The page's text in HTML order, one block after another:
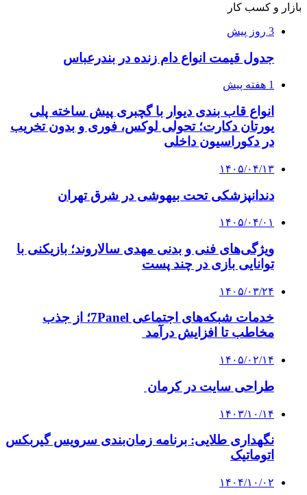
بازار و کسب کار
3 روز پیش
جدول قیمت انواع دام زنده در بندرعباس
1 هفته پیش
انواع قاب بندی دیوار با گچبری پیش ساخته پلی
یورتان دکارت؛ تحولی لوکس، فوری و بدون تخریب
در دکوراسیون داخلی
۱۴۰۵/۰۴/۱۳
دندانپزشکی تحت بیهوشی در شرق تهران
۱۴۰۵/۰۴/۰۱
ویژگی‌های فنی و بدنی مهدی سالاروند؛ بازیکنی با
توانایی بازی در چند پست
۱۴۰۵/۰۳/۲۴
خدمات شبکه‌های اجتماعی 7Panel؛ از جذب
مخاطب تا افزایش درآمد
۱۴۰۵/۰۲/۱۴
طراحی سایت در کرمان
۱۴۰۳/۱۰/۱۴
نگهداری طلایی: برنامه زمان‌بندی سرویس گیربکس
اتوماتیک
۱۴۰۴/۱۰/۰۲